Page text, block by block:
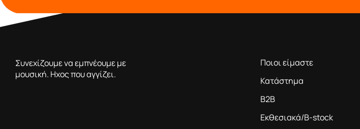
Συνεχίζουμε να εμπνέουμε με
μουσική. Ηχος που αγγίζει.
Ποιοι είμαστε
Κατάστημα
B2B
Εκθεσιακά/B-stock